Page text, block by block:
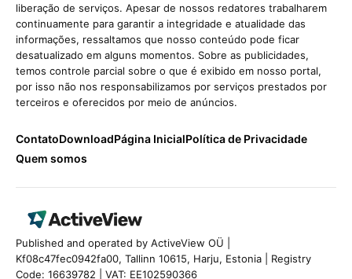
liberação de serviços. Apesar de nossos redatores trabalharem
continuamente para garantir a integridade e atualidade das
informações, ressaltamos que nosso conteúdo pode ficar
desatualizado em alguns momentos. Sobre as publicidades,
temos controle parcial sobre o que é exibido em nosso portal,
por isso não nos responsabilizamos por serviços prestados por
terceiros e oferecidos por meio de anúncios.
ContatoDownloadPágina InicialPolítica de Privacidade
Quem somos
Published and operated by ActiveView OÜ |
Kf08c47fec0942fa00, Tallinn 10615, Harju, Estonia | Registry
Code: 16639782 | VAT: EE102590366